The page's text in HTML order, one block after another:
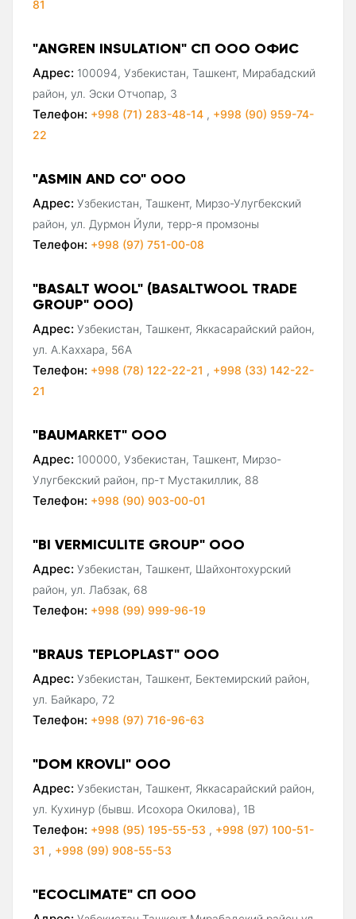
81
"ANGREN INSULATION" СП ООО ОФИС
Адрес: 100094, Узбекистан, Ташкент, Мирабадский
район, ул. Эски Отчопар, 3
Телефон: +998 (71) 283-48-14 , +998 (90) 959-74-
22
"ASMIN AND CO" ООО
Адрес: Узбекистан, Ташкент, Мирзо-Улугбекский
район, ул. Дурмон Йули, терр-я промзоны
Телефон: +998 (97) 751-00-08
"BASALT WOOL" (BASALTWOOL TRADE
GROUP" ООО)
Адрес: Узбекистан, Ташкент, Яккасарайский район,
ул. А.Каххара, 56А
Телефон: +998 (78) 122-22-21 , +998 (33) 142-22-
21
"BAUMARKET" ООО
Адрес: 100000, Узбекистан, Ташкент, Мирзо-
Улугбекский район, пр-т Мустакиллик, 88
Телефон: +998 (90) 903-00-01
"BI VERMICULITE GROUP" ООО
Адрес: Узбекистан, Ташкент, Шайхонтохурский
район, ул. Лабзак, 68
Телефон: +998 (99) 999-96-19
"BRAUS TEPLOPLAST" ООО
Адрес: Узбекистан, Ташкент, Бектемирский район,
ул. Байкаро, 72
Телефон: +998 (97) 716-96-63
"DOM KROVLI" ООО
Адрес: Узбекистан, Ташкент, Яккасарайский район,
ул. Кухинур (бывш. Исохора Окилова), 1В
Телефон: +998 (95) 195-55-53 , +998 (97) 100-51-
31 , +998 (99) 908-55-53
"ECOCLIMATE" СП ООО